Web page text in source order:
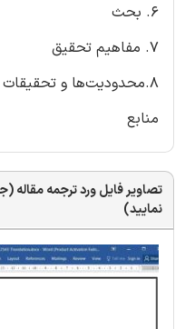
6. بحث
7. مفاهیم تحقیق
8.محدودیت‌ها و تحقیقات آینده
منابع
تصاویر فایل ورد ترجمه
نمایید)